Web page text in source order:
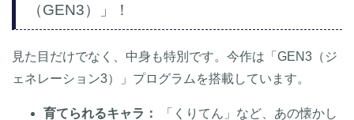
（GEN3）」！
見た目だけでなく、中身も特別です。今作は「GEN3（ジ
ェネレーション3）」プログラムを搭載しています。
育てられるキャラ：
「くりてん」など、あの懐かし